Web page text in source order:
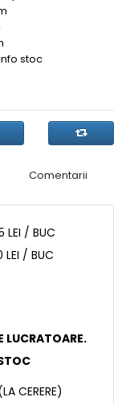
stoc
Comentarii
LEI / BUC
LEI / BUC
LUCRATOARE.
CERERE)